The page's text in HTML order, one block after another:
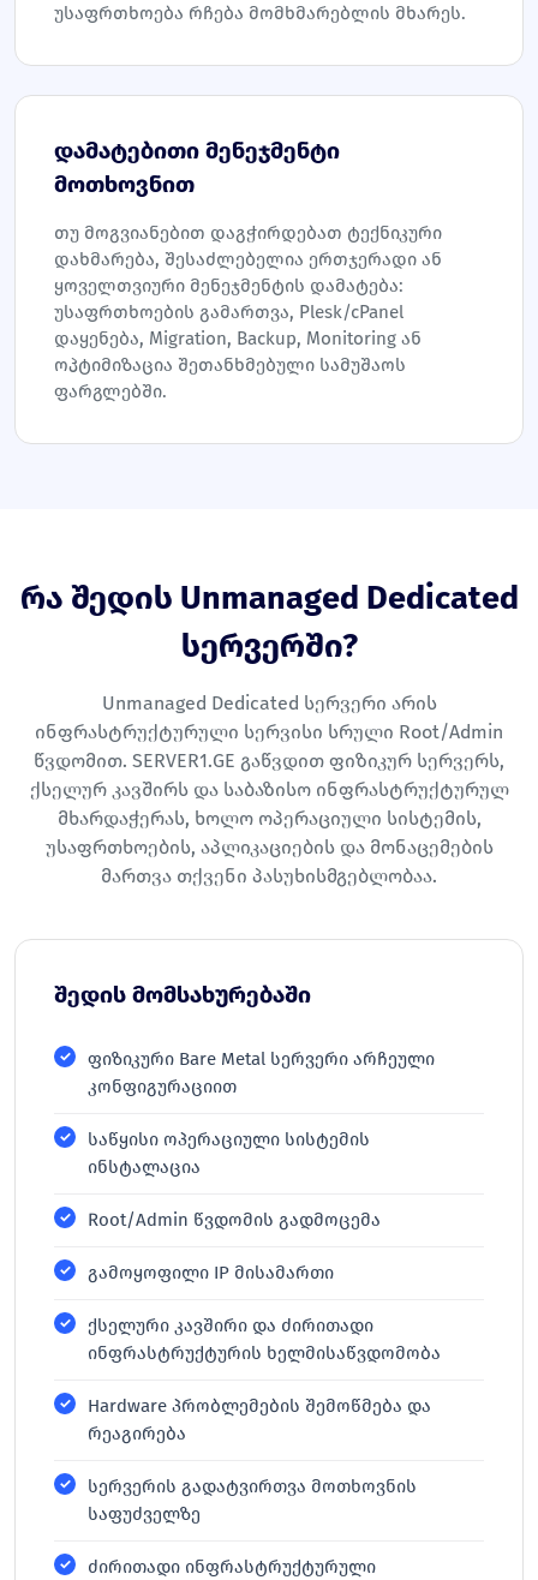
უსაფრთხოება რჩება მომხმარებლის მხარეს.
დამატებითი მენეჯმენტი
მოთხოვნით
თუ მოგვიანებით დაგჭირდებათ ტექნიკური
დახმარება, შესაძლებელია ერთჯერადი ან
ყოველთვიური მენეჯმენტის დამატება:
უსაფრთხოების გამართვა, Plesk/cPanel
დაყენება, Migration, Backup, Monitoring ან
ოპტიმიზაცია შეთანხმებული სამუშაოს
ფარგლებში.
რა შედის Unmanaged Dedicated
სერვერში?
Unmanaged Dedicated სერვერი არის
ინფრასტრუქტურული სერვისი სრული Root/Admin
წვდომით. SERVER1.GE გაწვდით ფიზიკურ სერვერს,
ქსელურ კავშირს და საბაზისო ინფრასტრუქტურულ
მხარდაჭერას, ხოლო ოპერაციული სისტემის,
უსაფრთხოების, აპლიკაციების და მონაცემების
მართვა თქვენი პასუხისმგებლობაა.
შედის მომსახურებაში
ფიზიკური Bare Metal სერვერი არჩეული
კონფიგურაციით
საწყისი ოპერაციული სისტემის
ინსტალაცია
Root/Admin წვდომის გადმოცემა
გამოყოფილი IP მისამართი
ქსელური კავშირი და ძირითადი
ინფრასტრუქტურის ხელმისაწვდომობა
Hardware პრობლემების შემოწმება და
რეაგირება
სერვერის გადატვირთვა მოთხოვნის
საფუძველზე
ძირითადი ინფრასტრუქტურული